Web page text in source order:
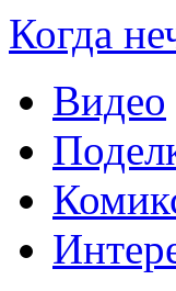
Когда
Видео